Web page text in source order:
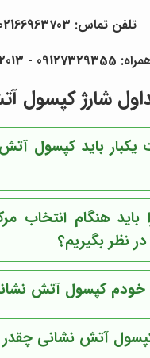
تلفن تماس: 02166963703
- 09120732013
شارژ کپسول
باید کپسول آتش
باید هنگام انتخاب
نظر بگیریم؟
خودم کپسول آتش
کپسول آتش نشانی